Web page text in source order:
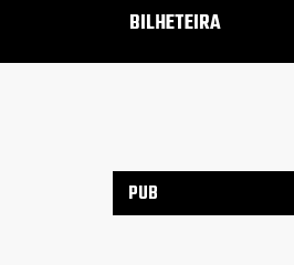
BILHETEIRA
PUB